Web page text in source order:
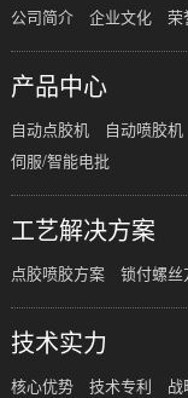
公司简介 企业文化 荣
产品中心
自动点胶机 自动喷胶机
伺服/智能电批
工艺解决方案
点胶喷胶方案 锁付螺丝
技术实力
核心优势 技术专利 战